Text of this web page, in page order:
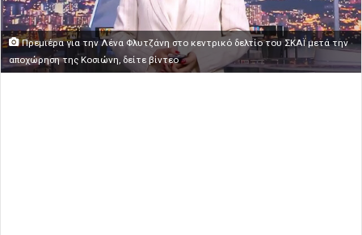
Πρεμιέρα για την Λένα Φλυτζάνη στο κεντρικό δελτίο του ΣΚΑΪ μετά την
αποχώρηση της Κοσιώνη, δείτε βίντεο